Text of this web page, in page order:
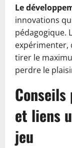
Le
innovations
pédagogique.
expérimenter,
tirer le
perdre le
et liens
jeu